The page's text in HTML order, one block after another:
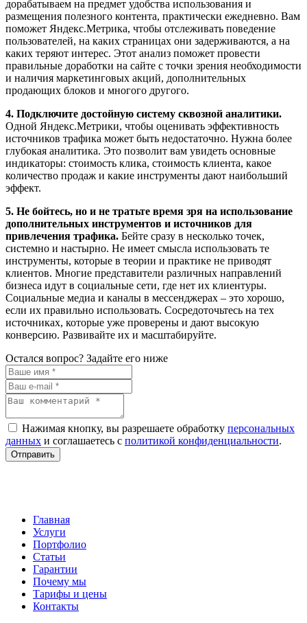
дорабатываем на предмет удобства использования и
размещения полезного контента, практически ежедневно. Вам
поможет Яндекс.Метрика, чтобы отслеживать поведение
пользователей, на каких страницах они задерживаются, а на
каких теряют интерес. Этот анализ поможет провести
правильные доработки на сайте с точки зрения необходимости
и наличия маркетинговых акций, дополнительных
продающих блоков и многого другого.
4. Подключите достойную систему сквозной аналитики.
Одной Яндекс.Метрики, чтобы оценивать эффективность
источников трафика может быть недостаточно. Нужна более
глубокая аналитика. Это позволит вам увидеть основные
индикаторы: стоимость клика, стоимость клиента, какое
количество продаж и какие инструменты дают наибольший
эффект.
5. Не бойтесь, но и не тратьте время зря на использование
дополнительных инструментов и источников для
привлечения трафика. Бейте сразу в несколько точек,
системно и настырно. Не имеет смысла использовать те
инструменты, которые в теории и практике не приводят
клиентов. Многие представители различных направлений
бизнеса идут в социальные сети, где нет их клиентуры.
Социальные медиа и каналы в мессенджерах – это хорошо,
если их правильно использовать. Сосредоточьтесь на тех
источниках, которые уже проверены и дают высокую
конверсию. Развивайте их и масштабируйте.
Остался вопрос? Задайте его ниже
Нажимая кнопку, вы разрешаете обработку персональных
данных и соглашаетесь с политикой конфиденциальности.
Отправить
Главная
Услуги
Портфолио
Статьи
Гарантии
Почему мы
Тарифы и цены
Контакты